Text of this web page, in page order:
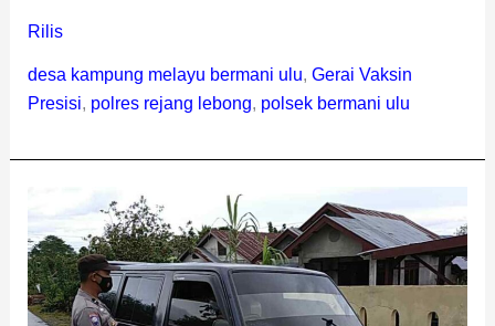
Rilis
desa kampung melayu bermani ulu, Gerai Vaksin
Presisi, polres rejang lebong, polsek bermani ulu
Bermani
Ulu
Gelar
Operasi